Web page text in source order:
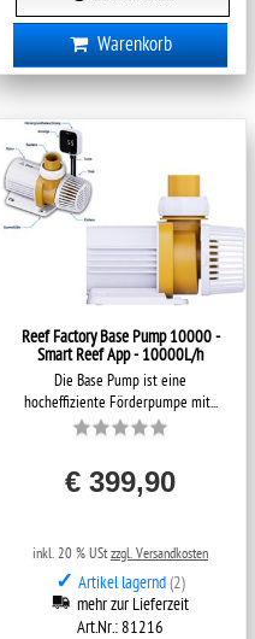
Warenkorb
Reef Factory Base Pump 10000 -
Smart Reef App - 10000L/h
Die Base Pump ist eine
hocheffiziente Förderpumpe mit...
€ 399,90
inkl. 20 % USt zzgl. Versandkosten
✓ Artikel lagernd(2)
mehr zur Lieferzeit
Art.Nr.: 81216